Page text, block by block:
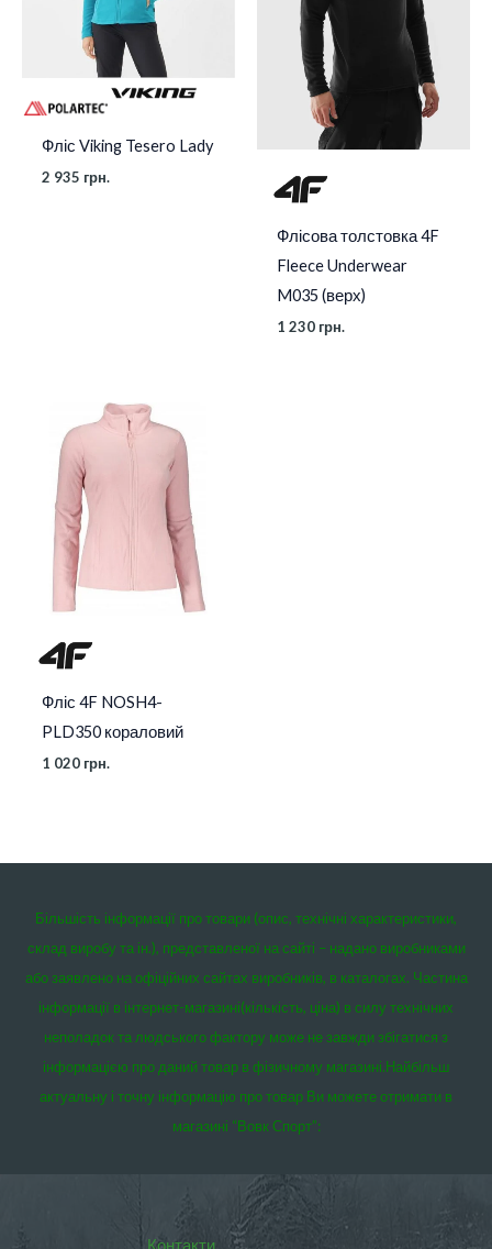
Фліс Viking Tesero Lady
2 935 грн.
Флісова толстовка 4F
Fleece Underwear
M035 (верх)
1 230 грн.
Фліс 4F NOSH4-
PLD350 кораловий
1 020 грн.
Більшість інформації про товари (опис, технічні характеристики,
склад виробу та ін.), представленої на сайті – надано виробниками
або заявлено на офіційних сайтах виробників, в каталогах. Частина
інформації в інтернет-магазині(кількість, ціна) в силу технічних
неполадок та людського фактору може не завжди збігатися з
інформацією про даний товар в фізичному магазині.Найбільш
актуальну і точну інформацію про товар Ви можете отримати в
магазині “Вовк Спорт”: